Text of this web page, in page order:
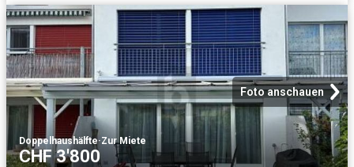
Foto anschauen
Doppelhaushälfte·Zur Miete
CHF 3'800